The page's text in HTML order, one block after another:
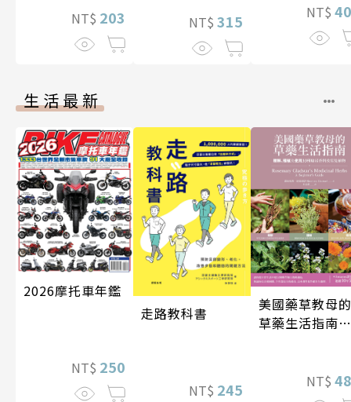
NT$ 203 NT$ 315 NT$
生活最新
2026摩托車年鑑
NT$ 250
走路教科書
NT$ 245
美國藥草教母的
草藥生活指南
NT$